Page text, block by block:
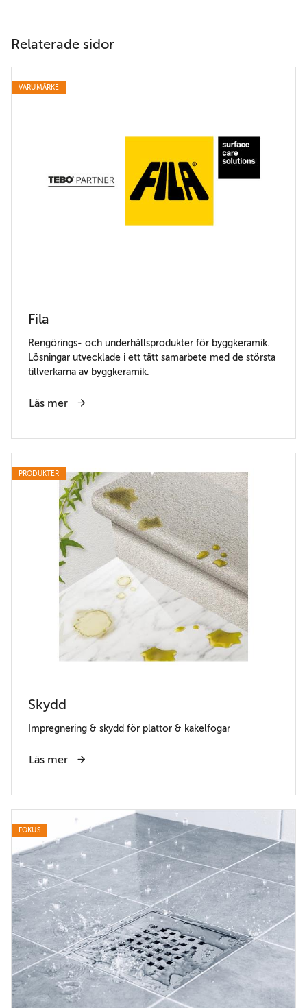
Relaterade sidor
VARUMÄRKE
Fila
Rengörings- och underhållsprodukter för byggkeramik.
Lösningar utvecklade i ett tätt samarbete med de största
tillverkarna av byggkeramik.
Läs mer
PRODUKTER
Skydd
Impregnering & skydd för plattor & kakelfogar
Läs mer
FOKUS